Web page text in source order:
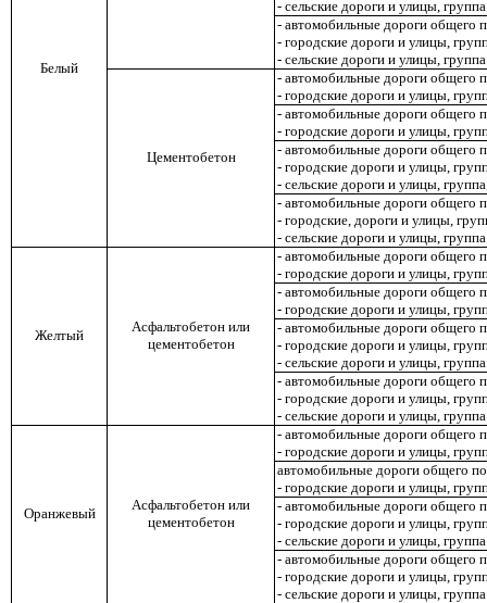
Белый
- сельские дороги и улицы,
- автомобильные дороги общего
- городские дороги и улицы,
- сельские дороги и улицы,
Цементобетон
- автомобильные дороги общего
- городские дороги и улицы,
- автомобильные дороги общего
- городские дороги и улицы,
- автомобильные дороги общего
- городские дороги и улицы,
- сельские дороги и улицы,
- автомобильные дороги общего
- городские, дороги и улицы,
- сельские дороги и улицы,
Желтый
Асфальтобетон или
цементобетон
- автомобильные дороги общего
- городские дороги и улицы,
- автомобильные дороги общего
- городские дороги и улицы,
- автомобильные дороги общего
- городские дороги и улицы,
- сельские дороги и улицы,
- автомобильные дороги общего
- городские дороги и улицы,
- сельские дороги и улицы,
Оранжевый
Асфальтобетон или
цементобетон
- автомобильные дороги общего
- городские дороги и улицы,
автомобильные дороги общего
- городские дороги и улицы,
- автомобильные дороги общего
- городские дороги и улицы,
- сельские дороги и улицы,
- автомобильные дороги общего
- городские дороги и улицы,
- сельские дороги и улицы,